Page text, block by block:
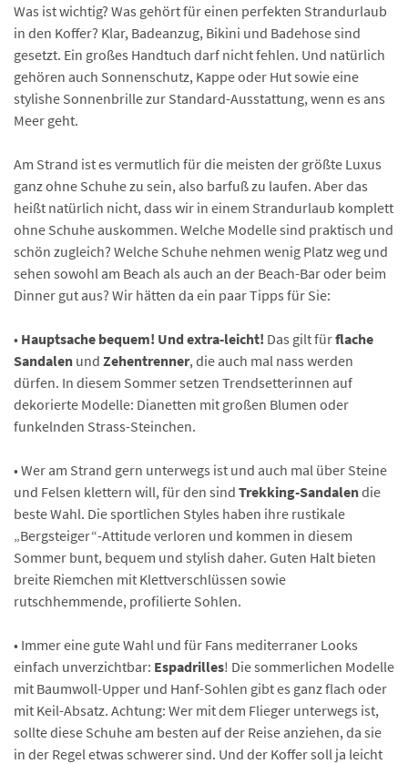
Was ist wichtig? Was gehört für einen perfekten Strandurlaub
in den Koffer? Klar, Badeanzug, Bikini und Badehose sind
gesetzt. Ein großes Handtuch darf nicht fehlen. Und natürlich
gehören auch Sonnenschutz, Kappe oder Hut sowie eine
stylishe Sonnenbrille zur Standard-Ausstattung, wenn es ans
Meer geht.
Am Strand ist es vermutlich für die meisten der größte Luxus
ganz ohne Schuhe zu sein, also barfuß zu laufen. Aber das
heißt natürlich nicht, dass wir in einem Strandurlaub komplett
ohne Schuhe auskommen. Welche Modelle sind praktisch und
schön zugleich? Welche Schuhe nehmen wenig Platz weg und
sehen sowohl am Beach als auch an der Beach-Bar oder beim
Dinner gut aus? Wir hätten da ein paar Tipps für Sie:
• Hauptsache bequem! Und extra-leicht! Das gilt fürflache
Sandalen und Zehentrenner, die auch mal nass werden
dürfen. In diesem Sommer setzen Trendsetterinnen auf
dekorierte Modelle: Dianetten mit großen Blumen oder
funkelnden Strass-Steinchen.
• Wer am Strand gern unterwegs ist und auch mal über Steine
und Felsen klettern will, für den sind Trekking-Sandalendie
beste Wahl. Die sportlichen Styles haben ihre rustikale
„Bergsteiger“-Attitude verloren und kommen in diesem
Sommer bunt, bequem und stylish daher. Guten Halt bieten
breite Riemchen mit Klettverschlüssen sowie
rutschhemmende, profilierte Sohlen.
• Immer eine gute Wahl und für Fans mediterraner Looks
einfach unverzichtbar: Espadrilles! Die sommerlichen Modelle
mit Baumwoll-Upper und Hanf-Sohlen gibt es ganz flach oder
mit Keil-Absatz. Achtung: Wer mit dem Flieger unterwegs ist,
sollte diese Schuhe am besten auf der Reise anziehen, da sie
in der Regel etwas schwerer sind. Und der Koffer soll ja leicht